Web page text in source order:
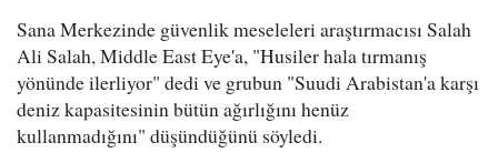
Sana Merkezinde güvenlik meseleleri araştırmacısı Salah
Ali Salah, Middle East Eye'a, "Husiler hala tırmanış
yönünde ilerliyor" dedi ve grubun "Suudi Arabistan'a karşı
deniz kapasitesinin bütün ağırlığını henüz
kullanmadığını" düşündüğünü söyledi.